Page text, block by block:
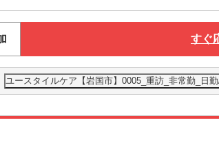
すぐ
ユースタイルケア【岩国市】0005_重訪_非常勤_日